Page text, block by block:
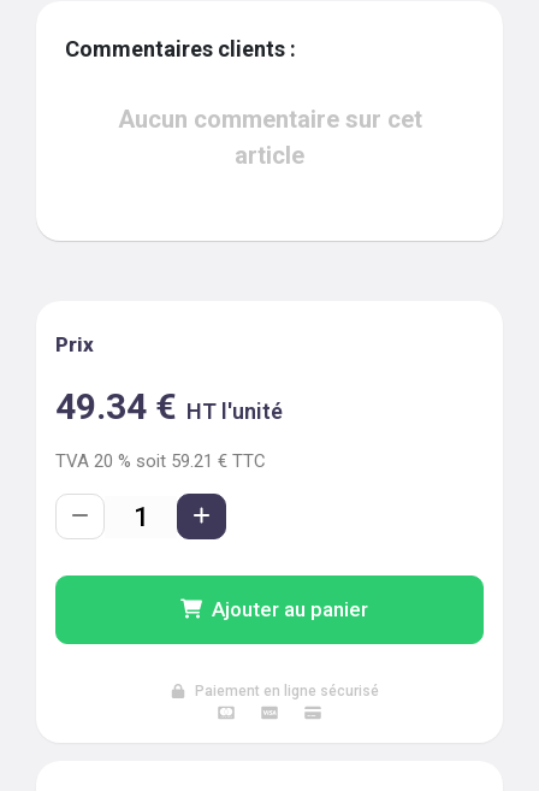
Commentaires clients :
Aucun commentaire sur cet
article
Prix
49.34 € HT l'unité
TVA 20 % soit 59.21 € TTC
Ajouter au panier
Paiement en ligne sécurisé